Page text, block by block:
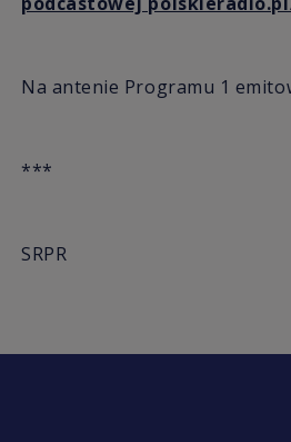
Na antenie Programu 1
***
SRPR